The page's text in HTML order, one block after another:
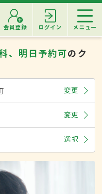
会員登録 ログイン メニュー
、明日予約可のク
変更
変更
選択